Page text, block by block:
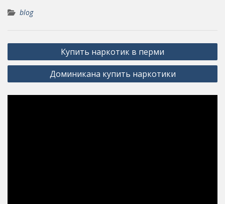
blog
Post
navigation
Купить наркотик в перми
Доминикана купить наркотики